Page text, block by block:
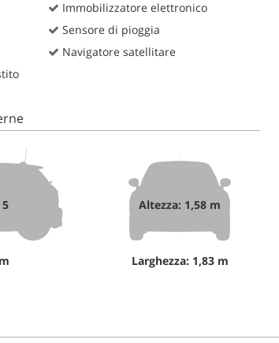
Immobilizzatore elettronico
Sensore di pioggia
Navigatore satellitare
Altezza: 1,58 m
Larghezza: 1,83 m